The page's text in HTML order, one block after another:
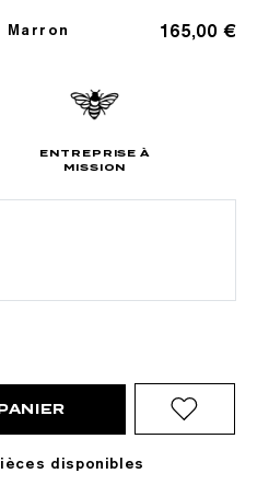
Marron 165,00 €
ENTREPRISE À
MISSION
disponibles